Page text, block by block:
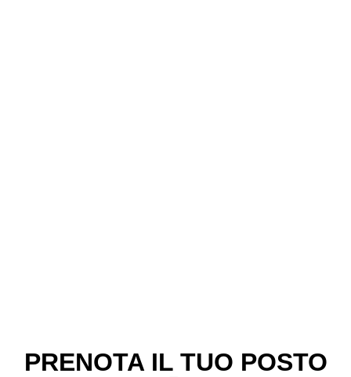
PRENOTA IL TUO POSTO